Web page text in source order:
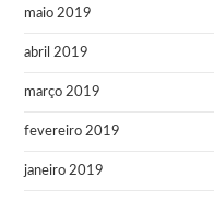
maio 2019
abril 2019
março 2019
fevereiro 2019
janeiro 2019